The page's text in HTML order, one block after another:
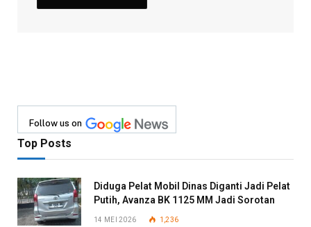
Follow us on
Top Posts
Diduga Pelat Mobil Dinas Diganti Jadi Pelat
Putih, Avanza BK 1125 MM Jadi Sorotan
14 MEI 2026 1,236